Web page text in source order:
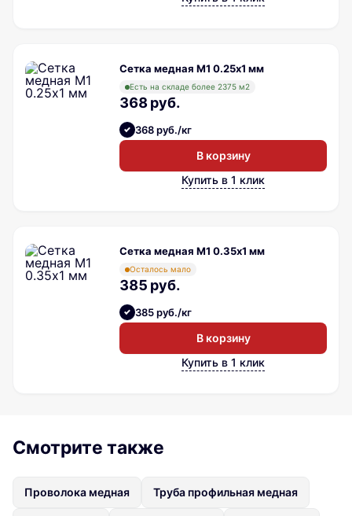
Сетка медная М1 0.25х1 мм
Есть на складе более 2375 м2
368 руб.
368 руб./кг
В корзину
Купить в 1 клик
Сетка медная М1 0.35х1 мм
Осталось мало
385 руб.
385 руб./кг
В корзину
Купить в 1 клик
Смотрите также
Проволока медная Труба профильная медная